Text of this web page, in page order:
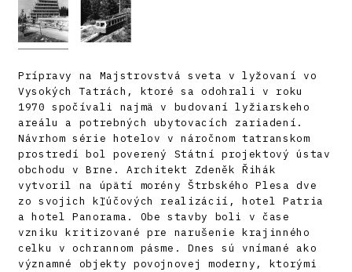
Prípravy na Majstrovstvá sveta v lyžovaní vo
Vysokých Tatrách, ktoré sa odohrali v roku
1970 spočívali najmä v budovaní lyžiarskeho
areálu a potrebných ubytovacích zariadení.
Návrhom série hotelov v náročnom tatranskom
prostredí bol poverený Státní projektový ústav
obchodu v Brne. Architekt Zdeněk Řihák
vytvoril na úpätí morény Štrbského Plesa dve
zo svojich kľúčových realizácií, hotel Patria
a hotel Panorama. Obe stavby boli v čase
vzniku kritizované pre narušenie krajinného
celku v ochrannom pásme. Dnes sú vnímané ako
významné objekty povojnovej moderny, ktorými